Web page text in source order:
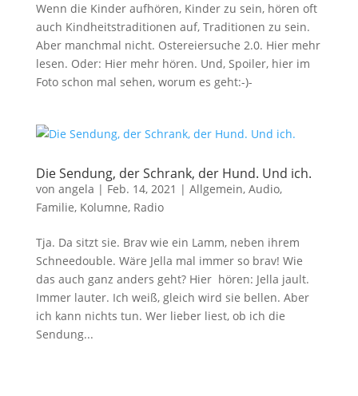
Wenn die Kinder aufhören, Kinder zu sein, hören oft
auch Kindheitstraditionen auf, Traditionen zu sein.
Aber manchmal nicht. Ostereiersuche 2.0. Hier mehr
lesen. Oder: Hier mehr hören. Und, Spoiler, hier im
Foto schon mal sehen, worum es geht:-)-
Die Sendung, der Schrank, der Hund. Und ich.
von angela | Feb. 14, 2021 | Allgemein, Audio,
Familie, Kolumne, Radio
Tja. Da sitzt sie. Brav wie ein Lamm, neben ihrem
Schneedouble. Wäre Jella mal immer so brav! Wie
das auch ganz anders geht? Hier hören: Jella jault.
Immer lauter. Ich weiß, gleich wird sie bellen. Aber
ich kann nichts tun. Wer lieber liest, ob ich die
Sendung...